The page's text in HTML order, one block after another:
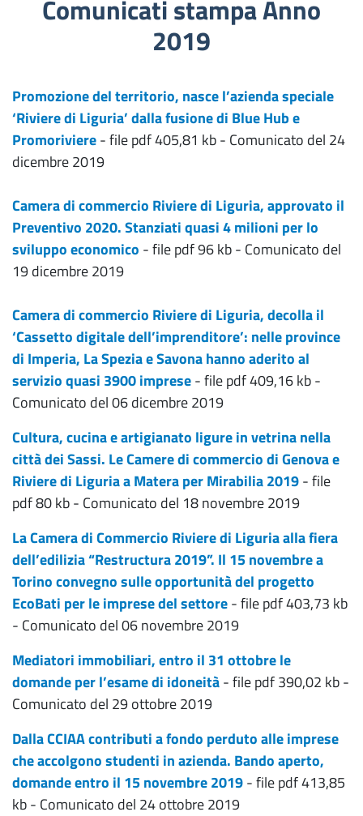
Comunicati stampa Anno
2019
Promozione del territorio, nasce l’azienda speciale
‘Riviere di Liguria’ dalla fusione di Blue Hub e
Promoriviere- file pdf 405,81 kb - Comunicato del 24
dicembre 2019
Camera di commercio Riviere di Liguria, approvato il
Preventivo 2020. Stanziati quasi 4 milioni per lo
sviluppo economico - file pdf 96 kb - Comunicato del
19 dicembre 2019
Camera di commercio Riviere di Liguria, decolla il
‘Cassetto digitale dell’imprenditore’: nelle province
di Imperia, La Spezia e Savona hanno aderito al
servizio quasi 3900 imprese- file pdf 409,16 kb -
Comunicato del 06 dicembre 2019
Cultura, cucina e artigianato ligure in vetrina nella
città dei Sassi. Le Camere di commercio di Genova e
Riviere di Liguria a Matera per Mirabilia 2019- file
pdf 80 kb - Comunicato del 18 novembre 2019
La Camera di Commercio Riviere di Liguria alla fiera
dell’edilizia “Restructura 2019”. Il 15 novembre a
Torino convegno sulle opportunità del progetto
EcoBati per le imprese del settore- file pdf 403,73 kb
- Comunicato del 06 novembre 2019
Mediatori immobiliari, entro il 31 ottobre le
domande per l’esame di idoneità- file pdf 390,02 kb -
Comunicato del 29 ottobre 2019
Dalla CCIAA contributi a fondo perduto alle imprese
che accolgono studenti in azienda. Bando aperto,
domande entro il 15 novembre 2019- file pdf 413,85
kb - Comunicato del 24 ottobre 2019